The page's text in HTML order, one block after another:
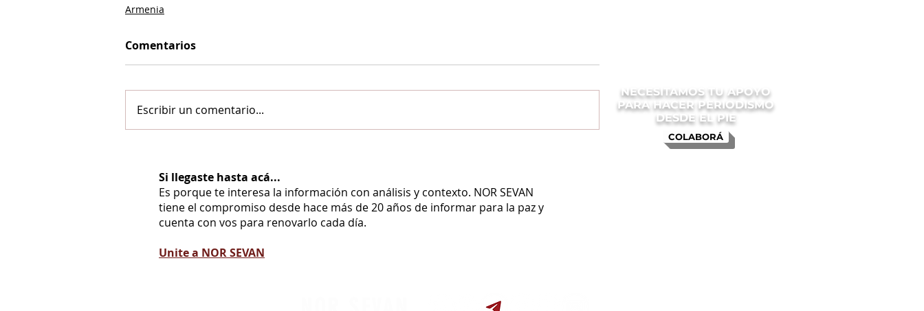
Armenia
Comentarios
Escribir un comentario...
COLABORÁ
NECESITAMOS TU APOYO
PARA HACER PERIODISMO
DESDE EL PIE
Si llegaste hasta acá...
Es porque te interesa la información con análisis y contexto. NOR SEVAN
tiene el compromiso desde hace más de 20 años de informar para la paz y
cuenta con vos para renovarlo cada día.
Unite a NOR SEVAN